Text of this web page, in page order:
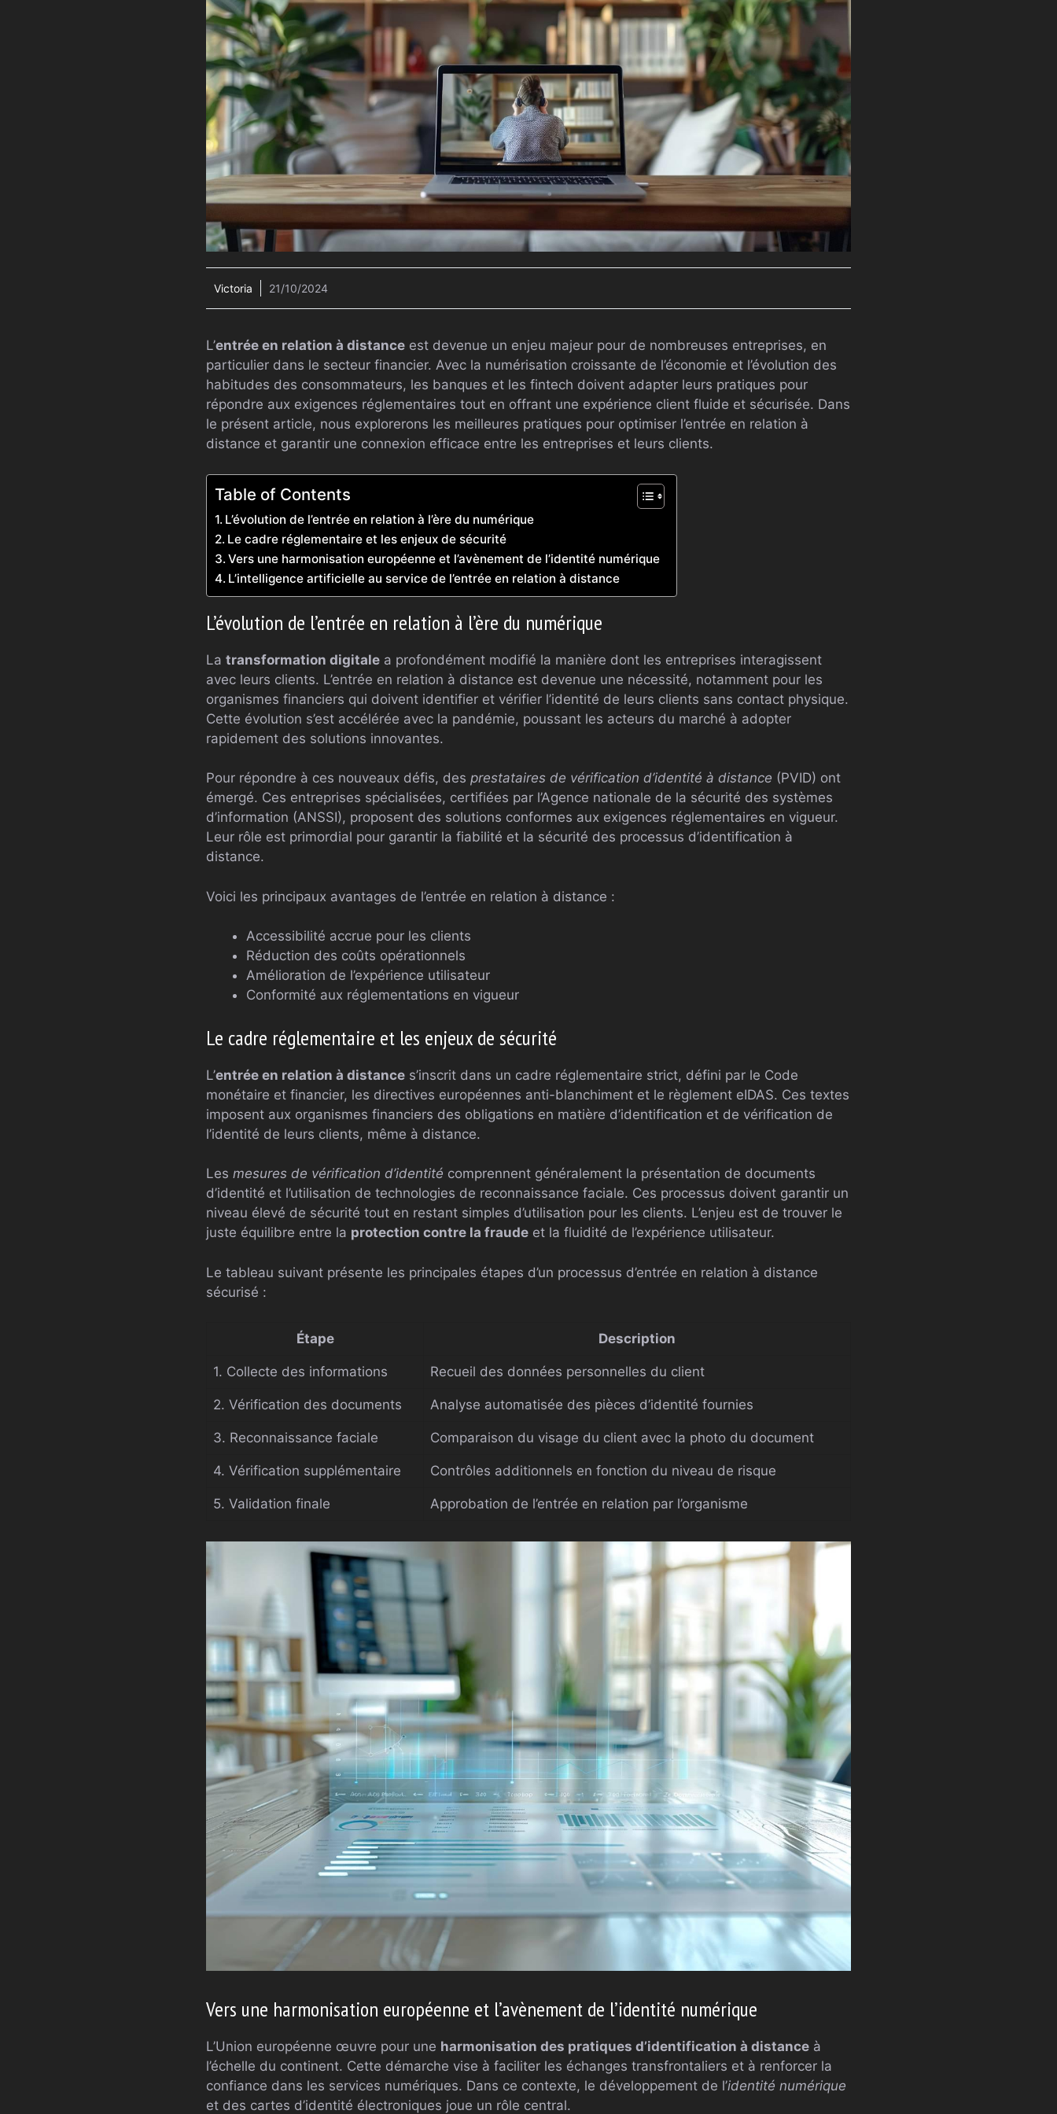
Victoria 21/10/2024
L’entrée en relation à distance est devenue un enjeu majeur pour de nombreuses entreprises, en
particulier dans le secteur financier. Avec la numérisation croissante de l’économie et l’évolution des
habitudes des consommateurs, les banques et les fintech doivent adapter leurs pratiques pour
répondre aux exigences réglementaires tout en offrant une expérience client fluide et sécurisée. Dans
le présent article, nous explorerons les meilleures pratiques pour optimiser l’entrée en relation à
distance et garantir une connexion efficace entre les entreprises et leurs clients.
Table of Contents
L’évolution de l’entrée en relation à l’ère du numérique
Le cadre réglementaire et les enjeux de sécurité
Vers une harmonisation européenne et l’avènement de l’identité numérique
L’intelligence artificielle au service de l’entrée en relation à distance
L’évolution de l’entrée en relation à l’ère du numérique
La transformation digitale a profondément modifié la manière dont les entreprises interagissent
avec leurs clients. L’entrée en relation à distance est devenue une nécessité, notamment pour les
organismes financiers qui doivent identifier et vérifier l’identité de leurs clients sans contact physique.
Cette évolution s’est accélérée avec la pandémie, poussant les acteurs du marché à adopter
rapidement des solutions innovantes.
Pour répondre à ces nouveaux défis, des prestataires de vérification d’identité à distance (PVID) ont
émergé. Ces entreprises spécialisées, certifiées par l’Agence nationale de la sécurité des systèmes
d’information (ANSSI), proposent des solutions conformes aux exigences réglementaires en vigueur.
Leur rôle est primordial pour garantir la fiabilité et la sécurité des processus d’identification à
distance.
Voici les principaux avantages de l’entrée en relation à distance :
Accessibilité accrue pour les clients
Réduction des coûts opérationnels
Amélioration de l’expérience utilisateur
Conformité aux réglementations en vigueur
Le cadre réglementaire et les enjeux de sécurité
L’entrée en relation à distance s’inscrit dans un cadre réglementaire strict, défini par le Code
monétaire et financier, les directives européennes anti-blanchiment et le règlement eIDAS. Ces textes
imposent aux organismes financiers des obligations en matière d’identification et de vérification de
l’identité de leurs clients, même à distance.
Les mesures de vérification d’identité comprennent généralement la présentation de documents
d’identité et l’utilisation de technologies de reconnaissance faciale. Ces processus doivent garantir un
niveau élevé de sécurité tout en restant simples d’utilisation pour les clients. L’enjeu est de trouver le
juste équilibre entre la protection contre la fraude et la fluidité de l’expérience utilisateur.
Le tableau suivant présente les principales étapes d’un processus d’entrée en relation à distance
sécurisé :
Étape Description
1. Collecte des informations Recueil des données personnelles du client
2. Vérification des documents Analyse automatisée des pièces d’identité fournies
3. Reconnaissance faciale Comparaison du visage du client avec la photo du document
4. Vérification supplémentaire Contrôles additionnels en fonction du niveau de risque
5. Validation finale Approbation de l’entrée en relation par l’organisme
Vers une harmonisation européenne et l’avènement de l’identité numérique
L’Union européenne œuvre pour une harmonisation des pratiques d’identification à distance à
l’échelle du continent. Cette démarche vise à faciliter les échanges transfrontaliers et à renforcer la
confiance dans les services numériques. Dans ce contexte, le développement de l’identité numérique
et des cartes d’identité électroniques joue un rôle central.